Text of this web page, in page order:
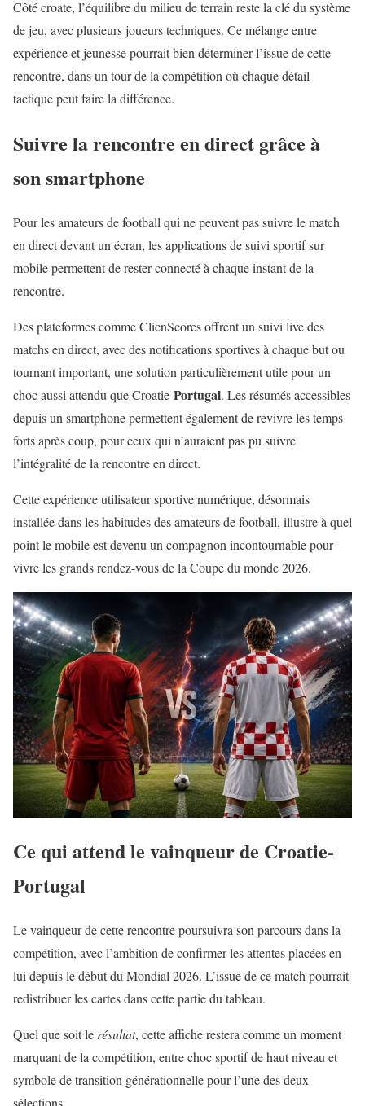
Côté croate, l’équilibre du milieu de terrain reste la clé du système
de jeu, avec plusieurs joueurs techniques. Ce mélange entre
expérience et jeunesse pourrait bien déterminer l’issue de cette
rencontre, dans un tour de la compétition où chaque détail
tactique peut faire la différence.
Suivre la rencontre en direct grâce à
son smartphone
Pour les amateurs de football qui ne peuvent pas suivre le match
en direct devant un écran, les applications de suivi sportif sur
mobile permettent de rester connecté à chaque instant de la
rencontre.
Des plateformes comme ClicnScores offrent un suivi live des
matchs en direct, avec des notifications sportives à chaque but ou
tournant important, une solution particulièrement utile pour un
choc aussi attendu que Croatie-Portugal. Les résumés accessibles
depuis un smartphone permettent également de revivre les temps
forts après coup, pour ceux qui n’auraient pas pu suivre
l’intégralité de la rencontre en direct.
Cette expérience utilisateur sportive numérique, désormais
installée dans les habitudes des amateurs de football, illustre à quel
point le mobile est devenu un compagnon incontournable pour
vivre les grands rendez-vous de la Coupe du monde 2026.
Ce qui attend le vainqueur de Croatie-
Portugal
Le vainqueur de cette rencontre poursuivra son parcours dans la
compétition, avec l’ambition de confirmer les attentes placées en
lui depuis le début du Mondial 2026. L’issue de ce match pourrait
redistribuer les cartes dans cette partie du tableau.
Quel que soit le résultat, cette affiche restera comme un moment
marquant de la compétition, entre choc sportif de haut niveau et
symbole de transition générationnelle pour l’une des deux
sélections.